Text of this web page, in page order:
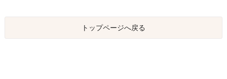
トップページへ戻る